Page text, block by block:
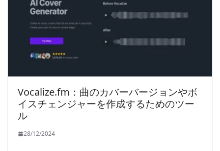
Vocalize.fm：曲のカバーバージョンやボ
イスチェンジャーを作成するためのツー
ル
28/12/2024